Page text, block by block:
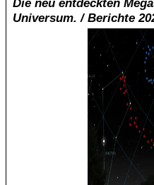
Die neu entdeckten
Universum. / Berichte